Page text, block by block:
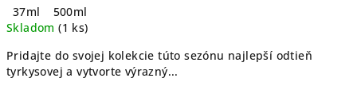
37ml
500ml
Skladom(1 ks)
Pridajte do svojej kolekcie túto sezónu najlepší odtieň
tyrkysovej a vytvorte výrazný...